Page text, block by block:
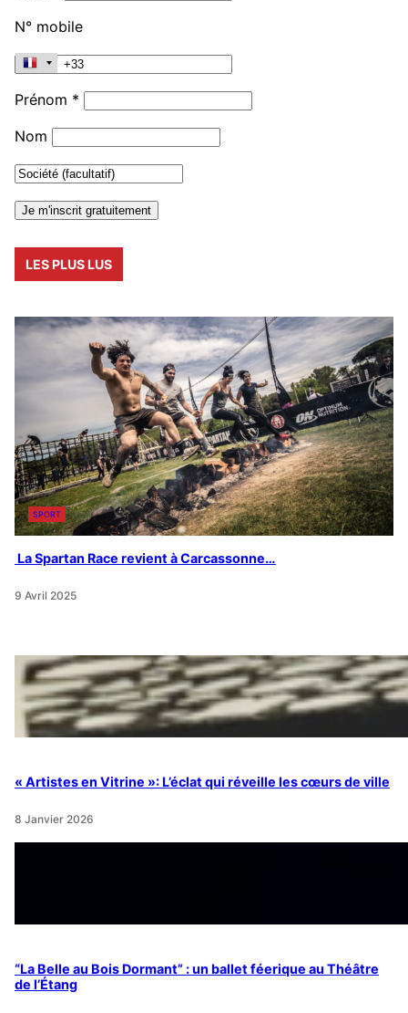
N° mobile
Prénom *
Nom
LES PLUS LUS
SPORT
La Spartan Race revient à Carcassonne…
9 Avril 2025
« Artistes en Vitrine »: L’éclat qui réveille les cœurs de ville
8 Janvier 2026
“La Belle au Bois Dormant” : un ballet féerique au Théâtre
de l’Étang